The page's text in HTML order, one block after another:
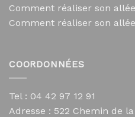
Comment réaliser son
Comment réaliser son
COORDONNÉES
Tel : 04 42 97 12 91
Adresse : 522 Chemin de